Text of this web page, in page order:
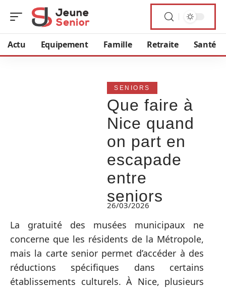
Actu Equipement Famille Retraite Santé
SENIORS
Que faire à
Nice quand
on part en
escapade
entre
seniors
26/03/2026
La gratuité des musées municipaux ne
concerne que les résidents de la Métropole,
mais la carte senior permet d’accéder à des
réductions spécifiques dans certains
établissements culturels. À Nice, plusieurs